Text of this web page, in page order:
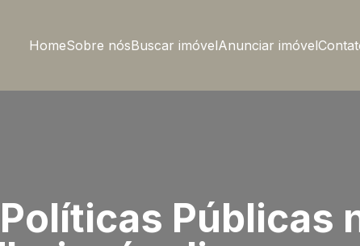
HomeSobre nósBuscar imóvelAnunciar imóvel
Públicas